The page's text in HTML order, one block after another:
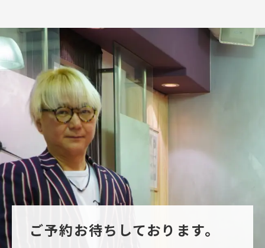
ご予約お待ちしております。